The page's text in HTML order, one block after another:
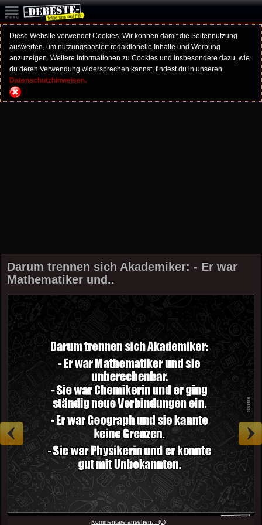
Diese Website verwendet Cookies. Wir können damit die Seitennutzung
auswerten, um nutzungsbasiert redaktionelle Inhalte und Werbung
anzuzeigen. Weitere Informationen zu Cookies und insbesondere dazu, wie
du deren Verwendung widersprechen kannst, findest du in unseren
Datenschutzhinweisen.
Darum trennen sich Akademiker: - Er war
Mathematiker und..
Kommentare ansehen... (0)